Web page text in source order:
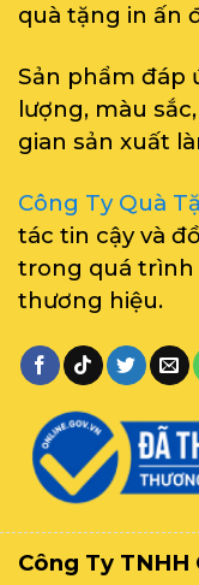
quà tặng in ấn
Sản phẩm đáp
lượng, màu
gian sản xuất
Công Ty Quà
tác tin cậy và
trong quá trình
thương hiệu.
Công Ty